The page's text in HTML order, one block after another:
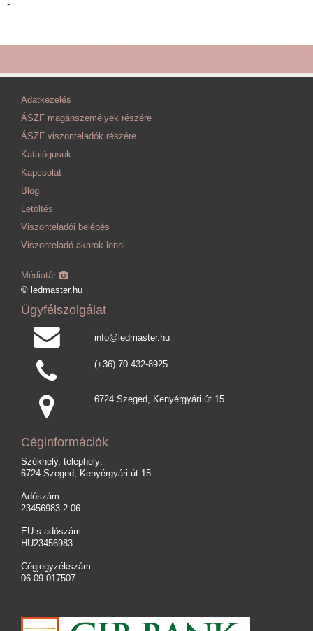
-
Adatkezelés
ÁSZF magánszemélyek részére
ÁSZF viszonteladók részére
Katalógusok
Kapcsolat
Blog
Letöltés
Viszonteladói belépés
Viszonteladó akarok lenni
Médiatár
© ledmaster.hu
Ügyfélszolgálat
info@ledmaster.hu
(+36) 70 432-8925
6724 Szeged, Kenyérgyári út 15.
Céginformációk
Székhely, telephely:
6724 Szeged, Kenyérgyári út 15.
Adószám:
23456983-2-06
EU-s adószám:
HU23456983
Cégjegyzékszám:
06-09-017507